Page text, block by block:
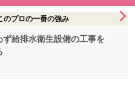
のプロの一番の強み
ず給排水衛生設備の工事を